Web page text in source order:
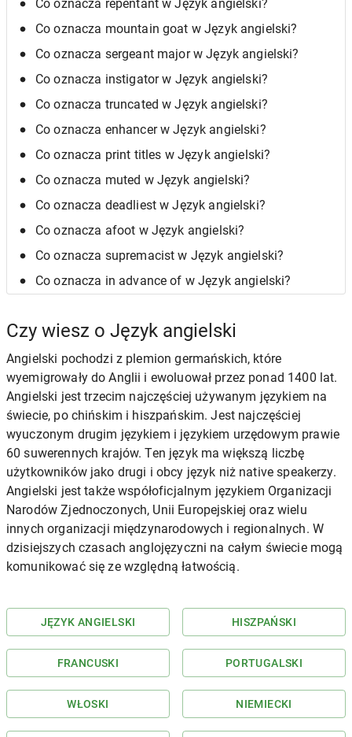
Co oznacza repentant w Język angielski?
Co oznacza mountain goat w Język angielski?
Co oznacza sergeant major w Język angielski?
Co oznacza instigator w Język angielski?
Co oznacza truncated w Język angielski?
Co oznacza enhancer w Język angielski?
Co oznacza print titles w Język angielski?
Co oznacza muted w Język angielski?
Co oznacza deadliest w Język angielski?
Co oznacza afoot w Język angielski?
Co oznacza supremacist w Język angielski?
Co oznacza in advance of w Język angielski?
Czy wiesz o Język angielski
Angielski pochodzi z plemion germańskich, które
wyemigrowały do Anglii i ewoluował przez ponad 1400 lat.
Angielski jest trzecim najczęściej używanym językiem na
świecie, po chińskim i hiszpańskim. Jest najczęściej
wyuczonym drugim językiem i językiem urzędowym prawie
60 suwerennych krajów. Ten język ma większą liczbę
użytkowników jako drugi i obcy język niż native speakerzy.
Angielski jest także współoficjalnym językiem Organizacji
Narodów Zjednoczonych, Unii Europejskiej oraz wielu
innych organizacji międzynarodowych i regionalnych. W
dzisiejszych czasach anglojęzyczni na całym świecie mogą
komunikować się ze względną łatwością.
JĘZYK ANGIELSKI HISZPAŃSKI
FRANCUSKI PORTUGALSKI
WŁOSKI NIEMIECKI